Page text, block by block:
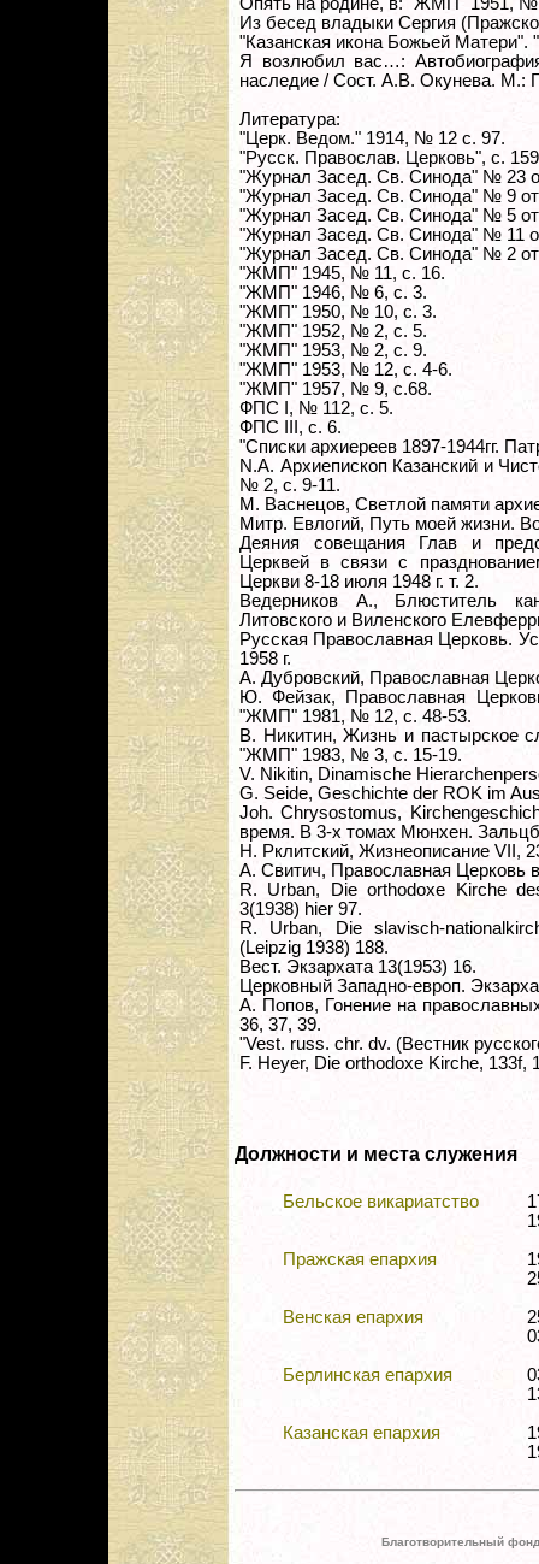
Опять на родине, в: "ЖМП" 1951, №
Из бесед владыки Сергия
"Казанская икона Божьей
Я возлюбил вас…:
наследие / Сост. А.В. Окунева. М.:
Литература:
"Церк. Ведом." 1914, № 12 с. 97.
"Русск. Православ. Церковь", с.
"Журнал Засед. Св. Синода" № 23
"Журнал Засед. Св. Синода" № 9 от
"Журнал Засед. Св. Синода" № 5 от
"Журнал Засед. Св. Синода" № 11
"Журнал Засед. Св. Синода" № 2 от
"ЖМП" 1945, № 11, с. 16.
"ЖМП" 1946, № 6, с. 3.
"ЖМП" 1950, № 10, с. 3.
"ЖМП" 1952, № 2, с. 5.
"ЖМП" 1953, № 2, с. 9.
"ЖМП" 1953, № 12, с. 4-6.
"ЖМП" 1957, № 9, с.68.
ФПС I, № 112, с. 5.
ФПС III, с. 6.
"Списки архиереев 1897-1944гг.
N.A. Архиепископ Казанский и
№ 2, с. 9-11.
М. Васнецов, Светлой памяти
Митр. Евлогий, Путь моей жизни.
Деяния совещания Глав и
Церквей в связи с
Церкви 8-18 июля 1948 г. т. 2.
Ведерников А., Блюститель
Литовского и Виленского
Русская Православная Церковь.
1958 г.
А. Дубровский, Православная
Ю. Фейзак, Православная
"ЖМП" 1981, № 12, с. 48-53.
В. Никитин, Жизнь и пастырское
"ЖМП" 1983, № 3, с. 15-19.
V. Nikitin, Dinamische
G. Seide, Geschichte der ROK im
Joh. Chrysostomus,
время. В 3-х томах Мюнхен.
Н. Рклитский, Жизнеописание VII,
А. Свитич, Православная Церковь
R. Urban, Die orthodoxe Kirche
3(1938) hier 97.
R. Urban, Die slavisch-
(Leipzig 1938) 188.
Вест. Экзархата 13(1953) 16.
Церковный Западно-европ.
А. Попов, Гонение на
36, 37, 39.
"Vest. russ. chr. dv. (Вестник
F. Heyer, Die orthodoxe Kirche, 133f,
Должности и места служения
Бельское викариатство
Пражская епархия
Венская епархия
Берлинская епархия
Казанская епархия
Благотворительный